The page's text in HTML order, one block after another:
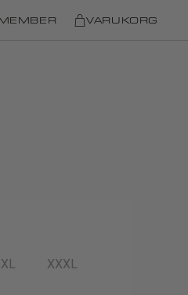
VARUKORG
XXXL